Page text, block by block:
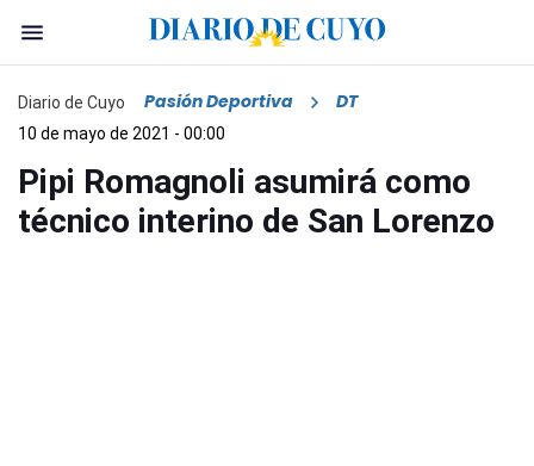
Diario de Cuyo Pasión Deportiva DT
10 de mayo de 2021 - 00:00
Pipi Romagnoli asumirá como
técnico interino de San Lorenzo